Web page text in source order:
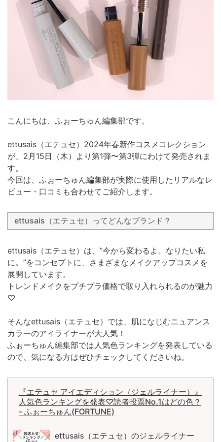
こんにちは、ふぉーちゅん編集部です。
ettusais（エテュセ）2024年春新作コスメコレクション
が、2月15日（木）より第1弾〜第3弾にわけて発売されま
す。
今回は、ふぉーちゅん編集部が実際に使用したリアルなレ
ビュー・口コミも合わせてご紹介します。
ettusais（エテュセ）ってどんなブランド？
ettusais（エテュセ）は、”今から変わるよ。なりたい私
に。”をコンセプトに、さまざまなメイクアップコスメを
展開しています。
トレンドメイクをプチプラ価格で取り入れられるのが魅力
♡
そんなettusais（エテュセ）では、肌になじむニュアンス
カラーのアイライナーが大人気！
ふぉーちゅん編集部では人気色ランキングを発表している
ので、気になる方はぜひチェックしてくださいね。
『エテュセ アイエディション（ジェルライナー）』
人気色ランキングを発表♡読者投票No.1はどの色？
- ふぉーちゅん(FORTUNE)
ettusais（エテュセ）のジェルライナー